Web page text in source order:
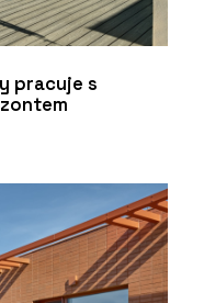
pracuje s